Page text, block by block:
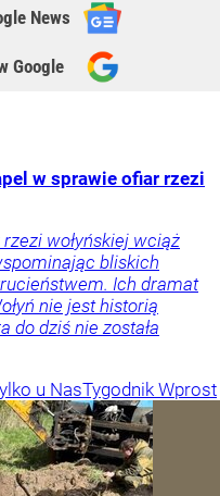
News
Google
w sprawie ofiar rzezi
wołyńskiej wciąż
bliskich
Ich dramat
nie jest historią
do dziś nie została
u NasTygodnik Wprost